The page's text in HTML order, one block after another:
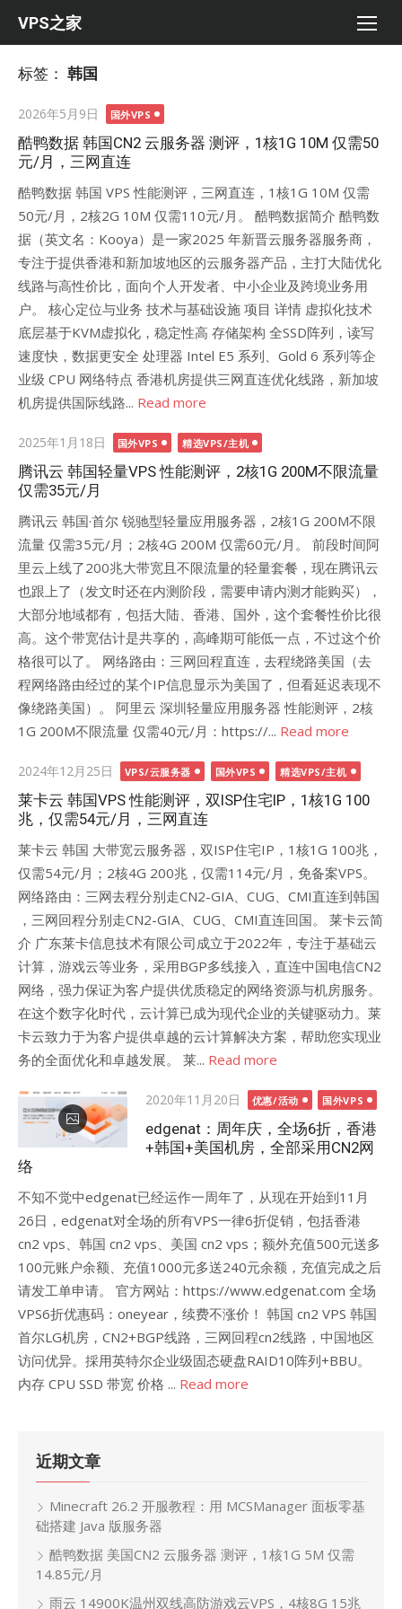
VPS之家
标签： 韩国
Posted
on
2026年5月9日 国外VPS
酷鸭数据 韩国CN2 云服务器 测评，1核1G 10M 仅需50
元/月，三网直连
酷鸭数据 韩国 VPS 性能测评，三网直连，1核1G 10M 仅需
50元/月，2核2G 10M 仅需110元/月。 酷鸭数据简介 酷鸭数
据（英文名：Kooya）是一家2025 年新晋云服务器服务商，
专注于提供香港和新加坡地区的云服务器产品，主打大陆优化
线路与高性价比，面向个人开发者、中小企业及跨境业务用
户。 核心定位与业务 技术与基础设施 项目 详情 虚拟化技术
底层基于KVM虚拟化，稳定性高 存储架构 全SSD阵列，读写
速度快，数据更安全 处理器 Intel E5 系列、Gold 6 系列等企
业级 CPU 网络特点 香港机房提供三网直连优化线路，新加坡
机房提供国际线路... Read more
Posted
on
2025年1月18日 国外VPS 精选VPS/主机
腾讯云 韩国轻量VPS 性能测评，2核1G 200M不限流量
仅需35元/月
腾讯云 韩国·首尔 锐驰型轻量应用服务器，2核1G 200M不限
流量 仅需35元/月；2核4G 200M 仅需60元/月。 前段时间阿
里云上线了200兆大带宽且不限流量的轻量套餐，现在腾讯云
也跟上了（发文时还在内测阶段，需要申请内测才能购买），
大部分地域都有，包括大陆、香港、国外，这个套餐性价比很
高。这个带宽估计是共享的，高峰期可能低一点，不过这个价
格很可以了。 网络路由：三网回程直连，去程绕路美国（去
程网络路由经过的某个IP信息显示为美国了，但看延迟表现不
像绕路美国）。 阿里云 深圳轻量应用服务器 性能测评，2核
1G 200M不限流量 仅需40元/月：https://... Read more
Posted
on
2024年12月25日 VPS/云服务器 国外VPS 精选VPS/主机
莱卡云 韩国VPS 性能测评，双ISP住宅IP，1核1G 100
兆，仅需54元/月，三网直连
莱卡云 韩国 大带宽云服务器，双ISP住宅IP，1核1G 100兆，
仅需54元/月；2核4G 200兆，仅需114元/月，免备案VPS。
网络路由：三网去程分别走CN2-GIA、CUG、CMI直连到韩国
，三网回程分别走CN2-GIA、CUG、CMI直连回国。 莱卡云简
介 广东莱卡信息技术有限公司成立于2022年，专注于基础云
计算，游戏云等业务，采用BGP多线接入，直连中国电信CN2
网络，强力保证为客户提供优质稳定的网络资源与机房服务。
在这个数字化时代，云计算已成为现代企业的关键驱动力。莱
卡云致力于为客户提供卓越的云计算解决方案，帮助您实现业
务的全面优化和卓越发展。 莱... Read more
Posted
on
2020年11月20日 优惠/活动 国外VPS
edgenat：周年庆，全场6折，香港
+韩国+美国机房，全部采用CN2网
络
不知不觉中edgenat已经运作一周年了，从现在开始到11月
26日，edgenat对全场的所有VPS一律6折促销，包括香港
cn2 vps、韩国 cn2 vps、美国 cn2 vps；额外充值500元送多
100元账户余额、充值1000元多送240元余额，充值完成之后
请发工单申请。 官方网站：https://www.edgenat.com 全场
VPS6折优惠码：oneyear，续费不涨价！ 韩国 cn2 VPS 韩国
首尔LG机房，CN2+BGP线路，三网回程cn2线路，中国地区
访问优异。採用英特尔企业级固态硬盘RAID10阵列+BBU。
内存 CPU SSD 带宽 价格 ... Read more
近期文章
Minecraft 26.2 开服教程：用 MCSManager 面板零基
础搭建 Java 版服务器
酷鸭数据 美国CN2 云服务器 测评，1核1G 5M 仅需
14.85元/月
雨云 14900K温州双线高防游戏云VPS，4核8G 15兆